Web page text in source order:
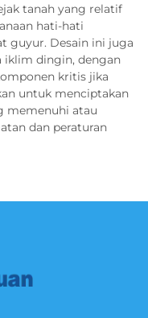
tanah yang relatif
hati-hati
guyur. Desain ini juga
iklim dingin, dengan
kritis jika
untuk menciptakan
memenuhi atau
dan peraturan